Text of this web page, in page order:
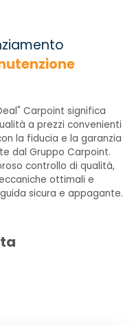
Carpoint significa
a prezzi convenienti
la fiducia e la garanzia
dal Gruppo Carpoint.
controllo di qualità,
ottimali e
sicura e appagante.